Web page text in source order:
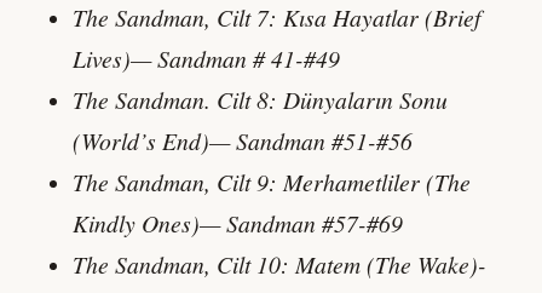
The Sandman, Cilt 7: Kısa Hayatlar (Brief
Lives)— Sandman # 41-#49
The Sandman. Cilt 8: Dünyaların Sonu
(World’s End)— Sandman #51-#56
The Sandman, Cilt 9: Merhametliler (The
Kindly Ones)— Sandman #57-#69
The Sandman, Cilt 10: Matem (The Wake)-